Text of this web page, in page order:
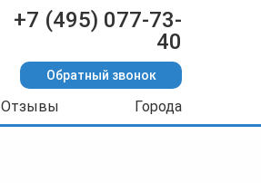
+7 (495) 077-73-
40
Обратный звонок
Отзывы Города